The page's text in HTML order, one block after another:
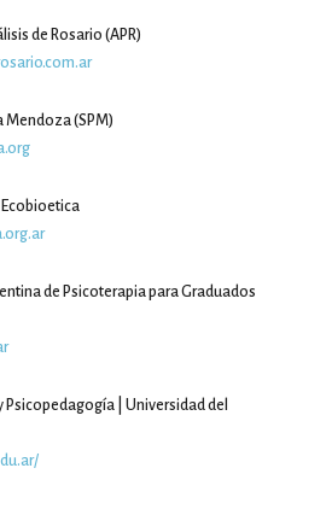
de Rosario (APR)
Mendoza (SPM)
Ecobioetica
de Psicoterapia para Graduados
Psicopedagogía | Universidad del